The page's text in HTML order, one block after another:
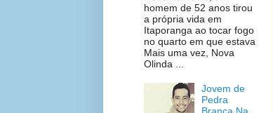
homem de 52 anos tirou
a própria vida em
Itaporanga ao tocar fogo
no quarto em que estava
Mais uma vez, Nova
Olinda ...
Jovem de
Pedra